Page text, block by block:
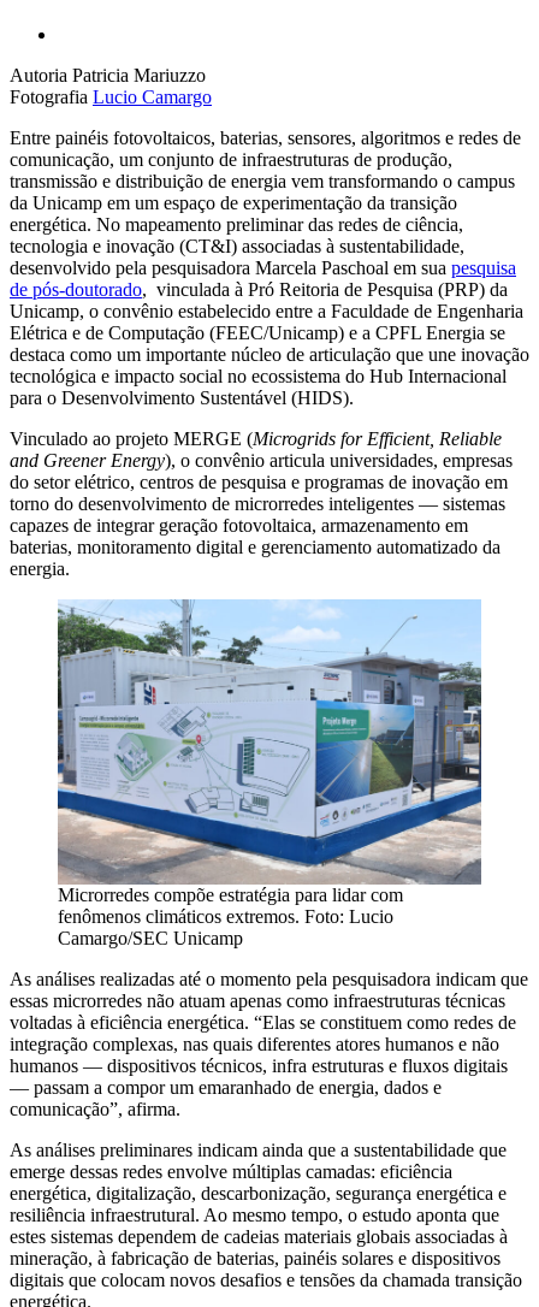
Autoria Patricia Mariuzzo
Fotografia Lucio Camargo
Entre painéis fotovoltaicos, baterias, sensores, algoritmos e redes de
comunicação, um conjunto de infraestruturas de produção,
transmissão e distribuição de energia vem transformando o campus
da Unicamp em um espaço de experimentação da transição
energética. No mapeamento preliminar das redes de ciência,
tecnologia e inovação (CT&I) associadas à sustentabilidade,
desenvolvido pela pesquisadora Marcela Paschoal em sua pesquisa
de pós-doutorado, vinculada à Pró Reitoria de Pesquisa (PRP) da
Unicamp, o convênio estabelecido entre a Faculdade de Engenharia
Elétrica e de Computação (FEEC/Unicamp) e a CPFL Energia se
destaca como um importante núcleo de articulação que une inovação
tecnológica e impacto social no ecossistema do Hub Internacional
para o Desenvolvimento Sustentável (HIDS).
Vinculado ao projeto MERGE (Microgrids for Efficient, Reliable
and Greener Energy), o convênio articula universidades, empresas
do setor elétrico, centros de pesquisa e programas de inovação em
torno do desenvolvimento de microrredes inteligentes — sistemas
capazes de integrar geração fotovoltaica, armazenamento em
baterias, monitoramento digital e gerenciamento automatizado da
energia.
Microrredes compõe estratégia para lidar com
fenômenos climáticos extremos. Foto: Lucio
Camargo/SEC Unicamp
As análises realizadas até o momento pela pesquisadora indicam que
essas microrredes não atuam apenas como infraestruturas técnicas
voltadas à eficiência energética. “Elas se constituem como redes de
integração complexas, nas quais diferentes atores humanos e não
humanos — dispositivos técnicos, infra estruturas e fluxos digitais
— passam a compor um emaranhado de energia, dados e
comunicação”, afirma.
As análises preliminares indicam ainda que a sustentabilidade que
emerge dessas redes envolve múltiplas camadas: eficiência
energética, digitalização, descarbonização, segurança energética e
resiliência infraestrutural. Ao mesmo tempo, o estudo aponta que
estes sistemas dependem de cadeias materiais globais associadas à
mineração, à fabricação de baterias, painéis solares e dispositivos
digitais que colocam novos desafios e tensões da chamada transição
energética.